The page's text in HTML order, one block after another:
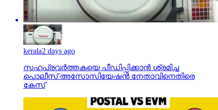
kerala2 days ago
സഹപ്രവര്‍ത്തകയെ പീഡിപ്പിക്കാന്‍ ശ്രമിച്ച
പൊലീസ് അസോസിയേഷന്‍ നേതാവിനെതിരെ
കേസ്